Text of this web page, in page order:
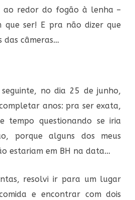
ao redor do fogão à lenha –
que ser! E pra não dizer que
das câmeras…
no dia 25 de junho,
anos: pra ser exata,
tempo questionando se iria
porque alguns dos meus
estariam em BH na data…
resolvi ir para um lugar
e encontrar com dois